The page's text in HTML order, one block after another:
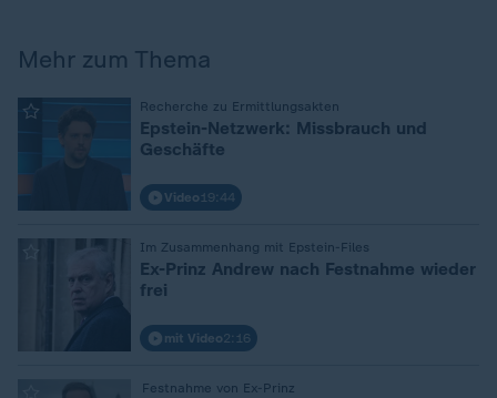
Mehr zum Thema
Recherche zu Ermittlungsakten
Epstein-Netzwerk: Missbrauch und
Geschäfte
Video 19:44
Im Zusammenhang mit Epstein-Files
Ex-Prinz Andrew nach Festnahme wieder
frei
mit Video2:16
Festnahme von Ex-Prinz